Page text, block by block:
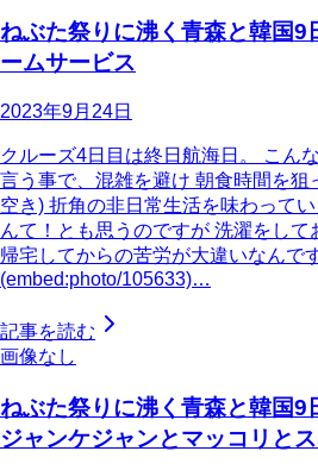
ねぶた祭りに沸く青森と韓国
ームサービス
2023年9月24日
クルーズ4日目は終日航海日。 こん
言う事で、混雑を避け 朝食時間を狙
空き) 折角の非日常生活を味わって
んて！とも思うのですが 洗濯をし
帰宅してからの苦労が大違いなんで
(embed:photo/105633)…
記事を読む
画像なし
ねぶた祭りに沸く青森と韓国
ジャンケジャンとマッコリと